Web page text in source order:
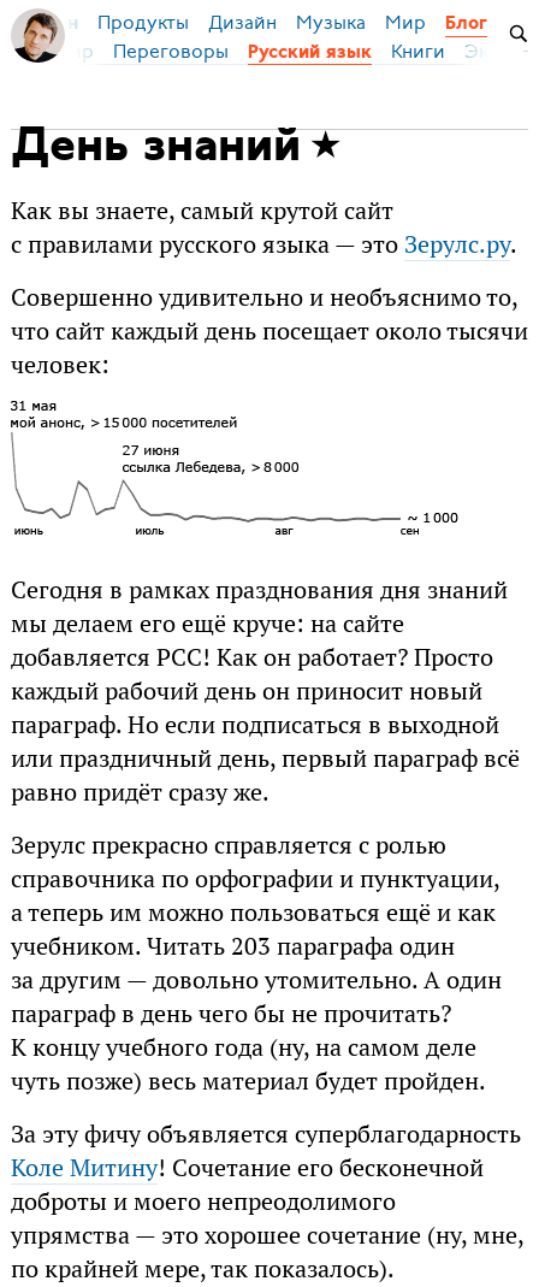
Бирман Продукты Дизайн Музыка Мир Блог
Мир Переговоры Русский язык Книги
День знаний
Как вы знаете, самый крутой сайт
с правилами русского языка — это Зерулс.ру.
Совершенно удивительно и необъяснимо то,
что сайт каждый день посещает около тысячи
человек:
Сегодня в рамках празднования дня знаний
мы делаем его ещё круче: на сайте
добавляется РСС! Как он работает? Просто
каждый рабочий день он приносит новый
параграф. Но если подписаться в выходной
или праздничный день, первый параграф всё
равно придёт сразу же.
Зерулс прекрасно справляется с ролью
справочника по орфографии и пунктуации,
а теперь им можно пользоваться ещё и как
учебником. Читать 203 параграфа один
за другим — довольно утомительно. А один
параграф в день чего бы не прочитать?
К концу учебного года (ну, на самом деле
чуть позже) весь материал будет пройден.
За эту фичу объявляется суперблагодарность
Коле Митину! Сочетание его бесконечной
доброты и моего непреодолимого
упрямства — это хорошее сочетание (ну, мне,
по крайней мере, так показалось).